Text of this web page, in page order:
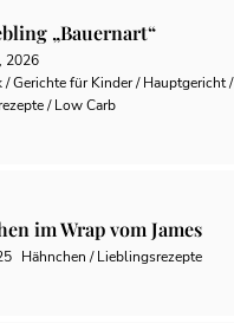
„Bauernart“
2026
/ Gerichte für Kinder / Hauptgericht /
/ Low Carb
im Wrap vom James
Hähnchen / Lieblingsrezepte